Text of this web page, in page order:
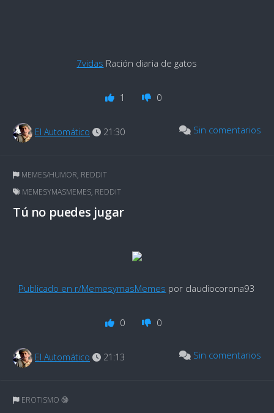
7vidas Ración diaria de gatos
1 0
El Automático 21:30 Sin comentarios
MEMES/HUMOR, REDDIT
MEMESYMASMEMES, REDDIT
Tú no puedes jugar
Publicado en r/MemesymasMemes por claudiocorona93
0 0
El Automático 21:13 Sin comentarios
EROTISMO 🔞